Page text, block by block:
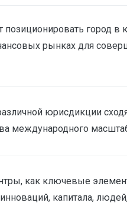
город в
рынках для
юрисдикции
международного
как ключевые
капитала,